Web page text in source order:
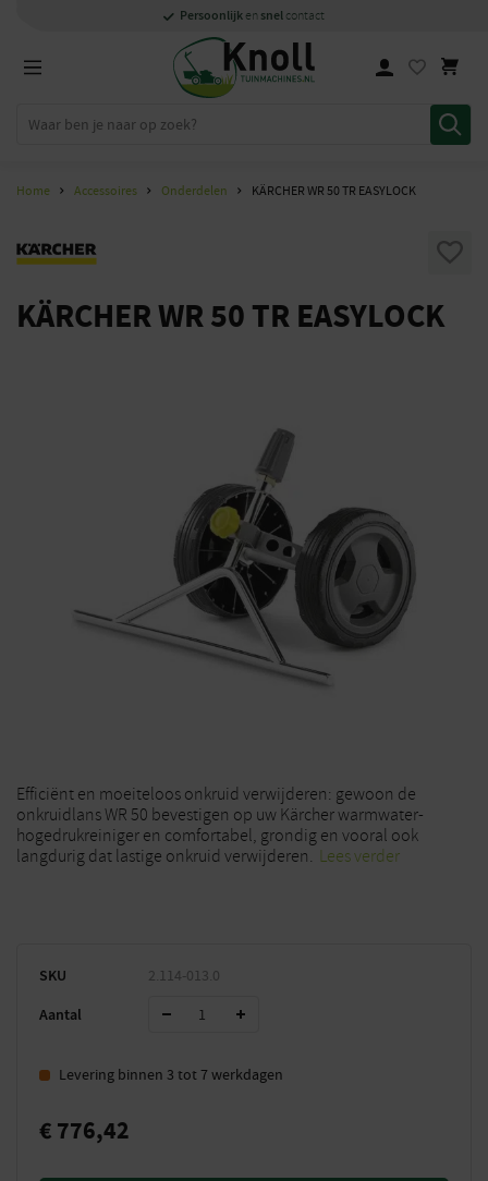
Specialistenmet kennis van zaken
1000m2showroom in Staphorst
Persoonlijk en snel contact
Home Accessoires Onderdelen KÄRCHER WR 50 TR EASYLOCK
KÄRCHER WR 50 TR EASYLOCK
Efficiënt en moeiteloos onkruid verwijderen: gewoon de
onkruidlans WR 50 bevestigen op uw Kärcher warmwater-
hogedrukreiniger en comfortabel, grondig en vooral ook
langdurig dat lastige onkruid verwijderen. Lees verder
SKU 2.114-013.0
Aantal
Levering binnen 3 tot 7 werkdagen
€ 776,42